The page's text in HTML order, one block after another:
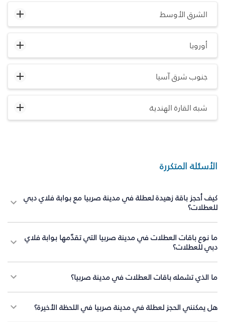
الشرق الأوسط
أوروبا
جنوب شرق آسيا
شبه القارة الهندية
الأسئلة المتكررة
كيف أحجز باقة زهيدة لعطلة في مدينة صربيا مع بوابة فلاي دبي
للعطلات؟
ما نوع باقات العطلات في مدينة صربيا التي تقدّمها بوابة فلاي
دبي للعطلات؟
ما الذي تشمله باقات العطلات في مدينة صربيا؟
هل يمكنني الحجز لعطلة في مدينة صربيا في اللحظة الأخيرة؟